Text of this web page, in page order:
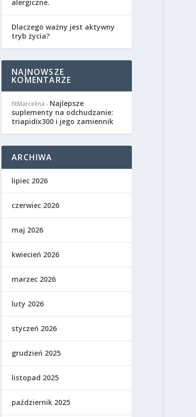
alergiczne.
Dlaczego ważny jest aktywny
tryb życia?
NAJNOWSZE
KOMENTARZE
fitMarcelina - Najlepsze
suplementy na odchudzanie:
triapidix300 i jego zamiennik
ARCHIWA
lipiec 2026
czerwiec 2026
maj 2026
kwiecień 2026
marzec 2026
luty 2026
styczeń 2026
grudzień 2025
listopad 2025
październik 2025